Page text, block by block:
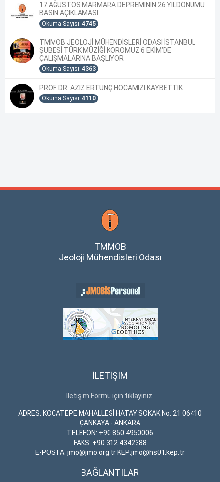
17 AĞUSTOS MARMARA DEPREMİNİN 26.YILDÖNÜMÜ
BASIN AÇIKLAMASI
Okuma Sayısı: 4745
TMMOB JEOLOJİ MÜHENDİSLERİ ODASI İSTANBUL
ŞUBESİ TÜRK MÜZİĞİ KOROMUZ 6 EKİM’DE
ÇALIŞMALARINA BAŞLIYOR
Okuma Sayısı: 4363
PROF. DR. AZİZ ERTUNÇ HOCAMIZI KAYBETTİK
Okuma Sayısı: 4110
TMMOB
Jeoloji Mühendisleri Odası
İLETİŞİM
İletişim Formu için tıklayınız.
ADRES: KOCATEPE MAHALLESİ HATAY SOKAK No: 21 06410
ÇANKAYA - ANKARA
TELEFON: +90 850 4950006
FAKS: +90 312 4342388
E-POSTA: jmo@jmo.org.tr KEP:jmo@hs01.kep.tr
BAĞLANTILAR